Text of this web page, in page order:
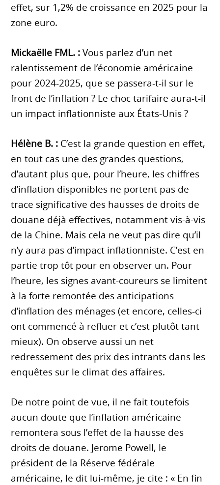
effet, sur 1,2% de croissance en 2025 pour la
zone euro.
Mickaëlle FML. :Vous parlez d’un net
ralentissement de l’économie américaine
pour 2024-2025, que se passera-t-il sur le
front de l’inflation ? Le choc tarifaire aura-t-il
un impact inflationniste aux États-Unis ?
Hélène B. : C’est la grande question en effet,
en tout cas une des grandes questions,
d’autant plus que, pour l’heure, les chiffres
d’inflation disponibles ne portent pas de
trace significative des hausses de droits de
douane déjà effectives, notamment vis-à-vis
de la Chine. Mais cela ne veut pas dire qu’il
n’y aura pas d’impact inflationniste. C’est en
partie trop tôt pour en observer un. Pour
l’heure, les signes avant-coureurs se limitent
à la forte remontée des anticipations
d’inflation des ménages (et encore, celles-ci
ont commencé à refluer et c’est plutôt tant
mieux). On observe aussi un net
redressement des prix des intrants dans les
enquêtes sur le climat des affaires.
De notre point de vue, il ne fait toutefois
aucun doute que l’inflation américaine
remontera sous l’effet de la hausse des
droits de douane. Jerome Powell, le
président de la Réserve fédérale
américaine, le dit lui-même, je cite : « En fin